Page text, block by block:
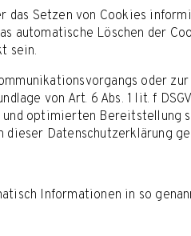
das Setzen von Cookies
automatische Löschen der
sein.
oder
von Art. 6 Abs. 1 lit. f
optimierten Bereitstellung
Datenschutzerklärung
Informationen in so